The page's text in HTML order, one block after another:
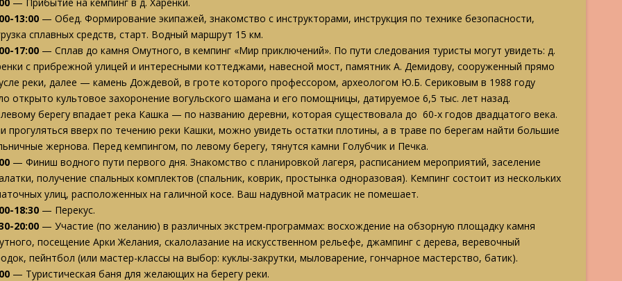
13:00 — Обед. Формирование экипажей, знакомство с инструкторами, инструкция по технике безопасности,
сплавных средств, старт. Водный маршрут 15 км.
17:00 — Сплав до камня Омутного, в кемпинг «Мир приключений». По пути следования туристы могут увидеть: д.
с прибрежной улицей и интересными коттеджами, навесной мост, памятник А. Демидову, сооруженный прямо
реки, далее — камень Дождевой, в гроте которого профессором, археологом Ю.Б. Сериковым в 1988 году
открыто культовое захоронение вогульского шамана и его помощницы, датируемое 6,5 тыс. лет назад.
берегу впадает река Кашка — по названию деревни, которая существовала до 60-х годов двадцатого века.
прогуляться вверх по течению реки Кашки, можно увидеть остатки плотины, а в траве по берегам найти большие
жернова. Перед кемпингом, по левому берегу, тянутся камни Голубчик и Печка.
— Финиш водного пути первого дня. Знакомство с планировкой лагеря, расписанием мероприятий, заселение
получение спальных комплектов (спальник, коврик, простынка одноразовая). Кемпинг состоит из нескольких
улиц, расположенных на галичной косе. Ваш надувной матрасик не помешает.
18:30 — Перекус.
20:00 — Участие (по желанию) в различных экстрем-программах: восхождение на обзорную площадку камня
посещение Арки Желания, скалолазание на искусственном рельефе, джампинг с дерева, веревочный
пейнтбол (или мастер-классы на выбор: куклы-закрутки, мыловарение, гончарное мастерство, батик).
— Туристическая баня для желающих на берегу реки.